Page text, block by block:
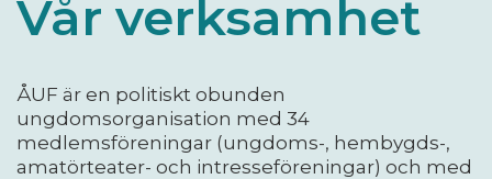
Vår verksamhet
ÅUF är en politiskt obunden
ungdomsorganisation med 34
medlemsföreningar (ungdoms-, hembygds-,
amatörteater- och intresseföreningar) och med